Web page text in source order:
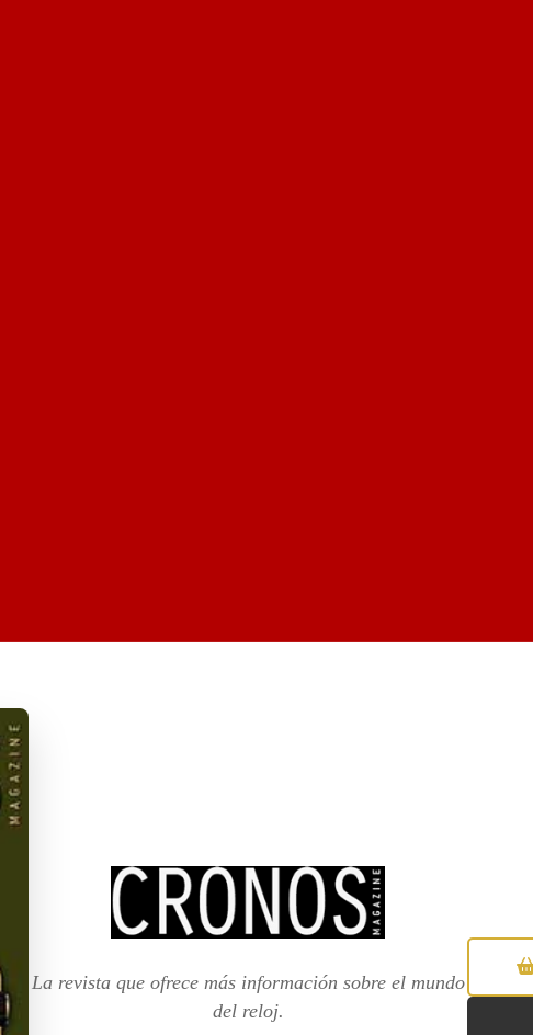
La revista que ofrece más información sobre el mundo
del reloj.